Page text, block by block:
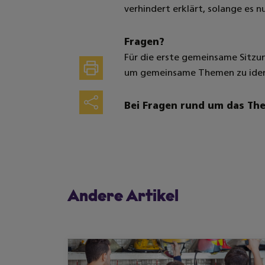
verhindert erklärt, solange es
Fragen?
Für die erste gemeinsame
um gemeinsame Themen zu
Bei Fragen rund um das
Drucken
Teilen
Andere Artikel